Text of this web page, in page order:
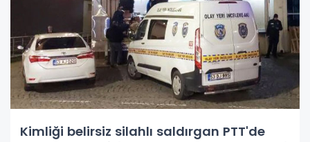
Kimliği belirsiz silahlı saldırgan PTT'de